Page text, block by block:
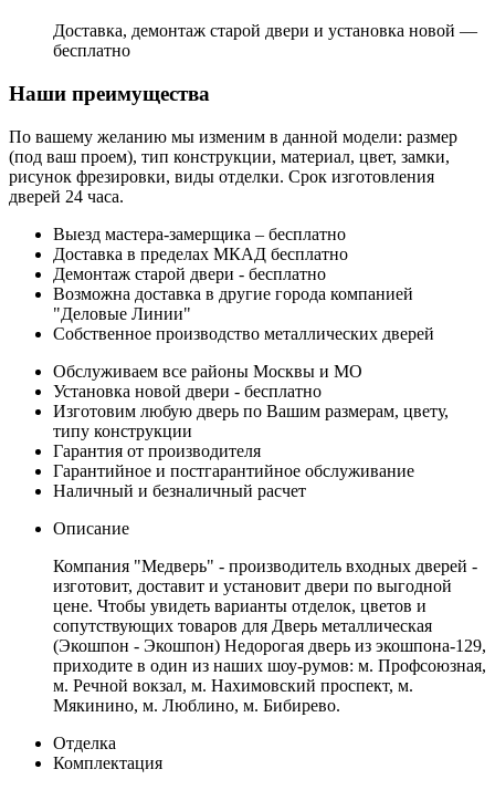
Доставка, демонтаж старой двери и установка новой —
бесплатно
Наши преимущества
По вашему желанию мы изменим в данной модели: размер
(под ваш проем), тип конструкции, материал, цвет, замки,
рисунок фрезировки, виды отделки. Срок изготовления
дверей 24 часа.
Выезд мастера-замерщика – бесплатно
Доставка в пределах МКАД бесплатно
Демонтаж старой двери - бесплатно
Возможна доставка в другие города компанией
"Деловые Линии"
Собственное производство металлических дверей
Обслуживаем все районы Москвы и МО
Установка новой двери - бесплатно
Изготовим любую дверь по Вашим размерам, цвету,
типу конструкции
Гарантия от производителя
Гарантийное и постгарантийное обслуживание
Наличный и безналичный расчет
Описание
Компания "Медверь" - производитель входных дверей -
изготовит, доставит и установит двери по выгодной
цене. Чтобы увидеть варианты отделок, цветов и
сопутствующих товаров для Дверь металлическая
(Экошпон - Экошпон) Недорогая дверь из экошпона-129,
приходите в один из наших шоу-румов: м. Профсоюзная,
м. Речной вокзал, м. Нахимовский проспект, м.
Мякинино, м. Люблино, м. Бибирево.
Отделка
Комплектация